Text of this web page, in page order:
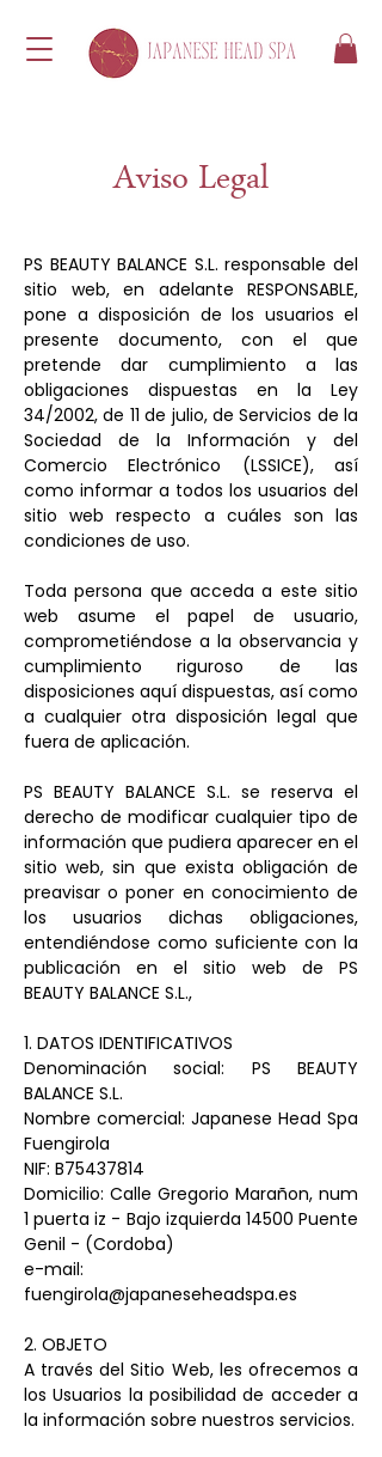
Aviso Legal
PS BEAUTY BALANCE S.L. responsable del
sitio web, en adelante RESPONSABLE,
pone a disposición de los usuarios el
presente documento, con el que
pretende dar cumplimiento a las
obligaciones dispuestas en la Ley
34/2002, de 11 de julio, de Servicios de la
Sociedad de la Información y del
Comercio Electrónico (LSSICE), así
como informar a todos los usuarios del
sitio web respecto a cuáles son las
condiciones de uso.
Toda persona que acceda a este sitio
web asume el papel de usuario,
comprometiéndose a la observancia y
cumplimiento riguroso de las
disposiciones aquí dispuestas, así como
a cualquier otra disposición legal que
fuera de aplicación.
PS BEAUTY BALANCE S.L. se reserva el
derecho de modificar cualquier tipo de
información que pudiera aparecer en el
sitio web, sin que exista obligación de
preavisar o poner en conocimiento de
los usuarios dichas obligaciones,
entendiéndose como suficiente con la
publicación en el sitio web de PS
BEAUTY BALANCE S.L.,
1. DATOS IDENTIFICATIVOS
Denominación social: PS BEAUTY
BALANCE S.L.
Nombre comercial: Japanese Head Spa
Fuengirola
NIF: B75437814
Domicilio: Calle Gregorio Marañon, num
1 puerta iz - Bajo izquierda 14500 Puente
Genil - (Cordoba)
e-mail:
fuengirola@japaneseheadspa.es
2. OBJETO
A través del Sitio Web, les ofrecemos a
los Usuarios la posibilidad de acceder a
la información sobre nuestros servicios.